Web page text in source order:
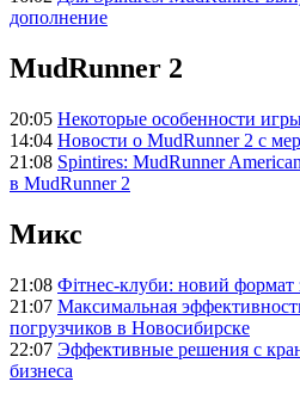
дополнение
MudRunner 2
20:05 Некоторые особенности
14:04 Новости о MudRunner 2 с
21:08 Spintires: MudRunner
в MudRunner 2
Микс
21:08 Фітнес-клуби: новий формат
21:07 Максимальная
погрузчиков в Новосибирске
22:07 Эффективные решения с
бизнеса